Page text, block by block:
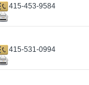
415-453-9584
415-531-0994